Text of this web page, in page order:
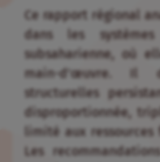
Ce rapport régional
dans les systèmes
subsaharienne, où
main-d’œuvre. Il
structurelles
disproportionnée,
limité aux
Les